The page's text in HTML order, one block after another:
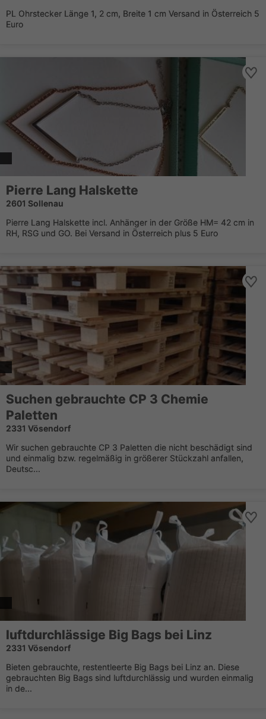
PL Ohrstecker Länge 1, 2 cm, Breite 1 cm Versand in Österreich 5
Euro
Pierre Lang Halskette
2601 Sollenau
Pierre Lang Halskette incl. Anhänger in der Größe HM= 42 cm in
RH, RSG und GO. Bei Versand in Österreich plus 5 Euro
Suchen gebrauchte CP 3 Chemie
Paletten
2331 Vösendorf
Wir suchen gebrauchte CP 3 Paletten die nicht beschädigt sind
und einmalig bzw. regelmäßig in größerer Stückzahl anfallen,
Deutsc...
luftdurchlässige Big Bags bei Linz
2331 Vösendorf
Bieten gebrauchte, restentleerte Big Bags bei Linz an. Diese
gebrauchten Big Bags sind luftdurchlässig und wurden einmalig
in de...